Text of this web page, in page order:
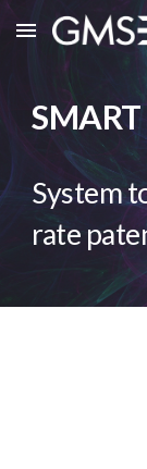
Skip to main
System
rate